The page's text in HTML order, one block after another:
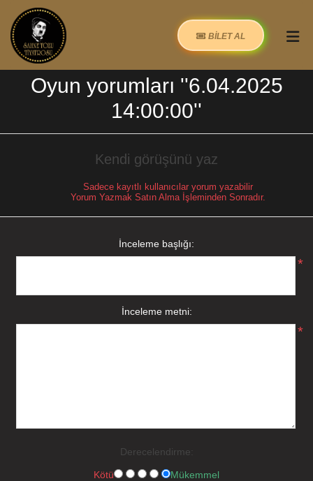
BİLET AL
Oyun yorumları
6.04.2025
14:00:00
Kendi görüşünü yaz
Sadece kayıtlı kullanıcılar yorum yazabilir
Yorum Yazmak Satın Alma İşleminden Sonradır.
İnceleme başlığı:
*
İnceleme metni:
*
Derecelendirme:
Kötü Mükemmel